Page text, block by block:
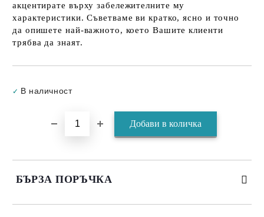
акцентирате върху забележителните му
характеристики. Съветваме ви кратко, ясно и точно
да опишете най-важното, което Вашите клиенти
трябва да знаят.
✓ В наличност
БЪРЗА ПОРЪЧКА